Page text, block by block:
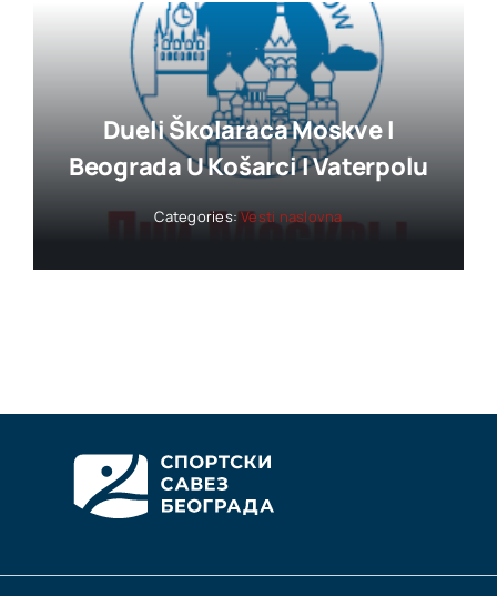
Dueli Školaraca Moskve I
Beograda U Košarci I Vaterpolu
Categories:Vesti naslovna